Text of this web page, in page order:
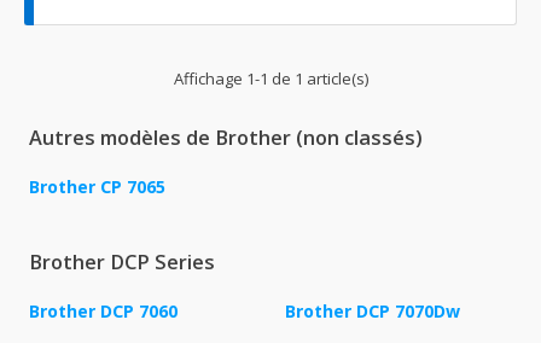
Affichage 1-1 de 1 article(s)
Autres modèles de Brother (non classés)
Brother CP 7065
Brother DCP Series
Brother DCP 7060 Brother DCP 7070Dw